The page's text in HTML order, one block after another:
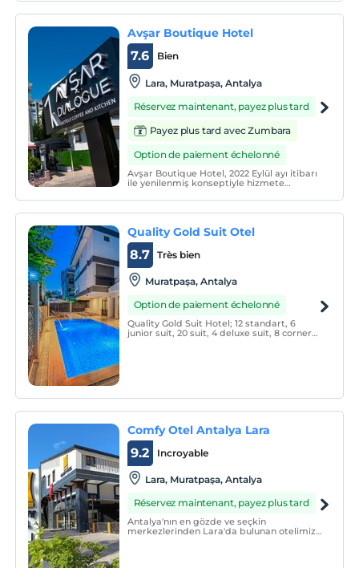
Avşar Boutique Hotel
Bien
7.6
Lara, Muratpaşa, Antalya
Réservez maintenant, payez plus tard
Payez plus tard avec Zumbara
Option de paiement échelonné
Avşar Boutique Hotel, 2022 Eylül ayı itibarı
ile yenilenmiş konseptiyle hizmete
Quality Gold Suit Otel
Très bien
8.7
Muratpaşa, Antalya
Option de paiement échelonné
Quality Gold Suit Hotel; 12 standart, 6
junior suit, 20 suit, 4 deluxe suit, 8 corner
Comfy Otel Antalya Lara
Incroyable
9.2
Lara, Muratpaşa, Antalya
Réservez maintenant, payez plus tard
Antalya'nın en gözde ve seçkin
merkezlerinden Lara'da bulunan otelimiz